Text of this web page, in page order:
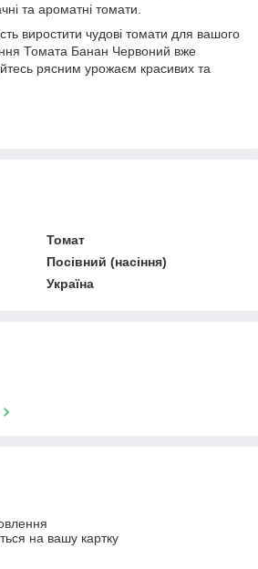
та ароматні томати.
виростити чудові томати для вашого
Томата Банан Червоний вже
рясним урожаєм красивих та
Томат
Посівний (насіння)
Україна
на вашу картку